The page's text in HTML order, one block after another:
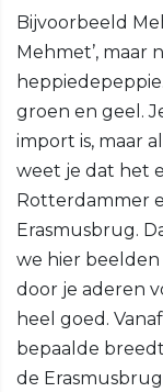
Bijvoorbeeld
Mehmet’, maar
groen en geel.
import is, maar
weet je dat het
Rotterdammer
Erasmusbrug.
we hier
door je aderen
heel goed.
bepaalde
de